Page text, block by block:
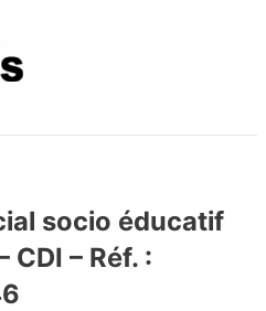
socio éducatif
CDI – Réf. :